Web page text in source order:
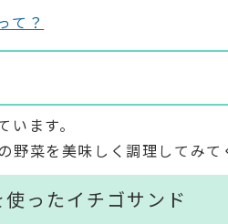
て？
ます。
菜を美味しく調理してみて
ったイチゴサンド